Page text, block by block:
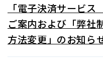
「電子決済サービ
ご案内および「弊社
方法変更」のお知らせ